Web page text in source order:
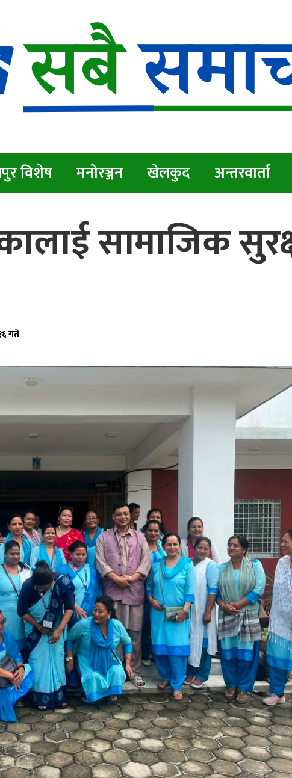
विशेष मनोरञ्जन खेलकुद अन्तरवार्ता
सामाजिक
गते